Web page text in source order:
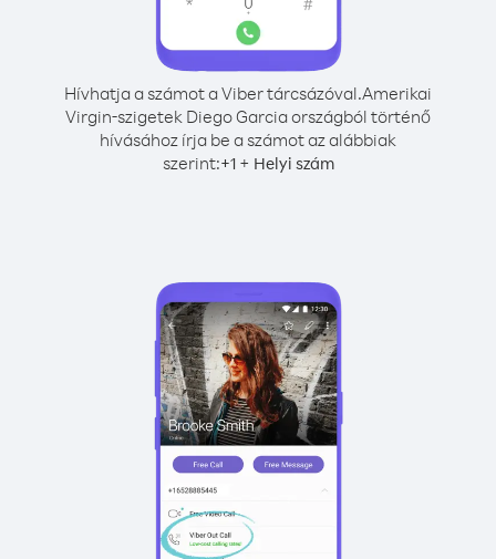
Hívhatja a számot a Viber tárcsázóval.Amerikai
Virgin-szigetek Diego Garcia országból történő
hívásához írja be a számot az alábbiak
szerint:+1+ Helyi szám